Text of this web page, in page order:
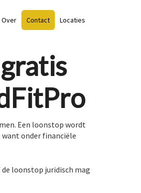
Over Contact Locaties
Een loonstop wordt
onder financiële
loonstop juridisch mag